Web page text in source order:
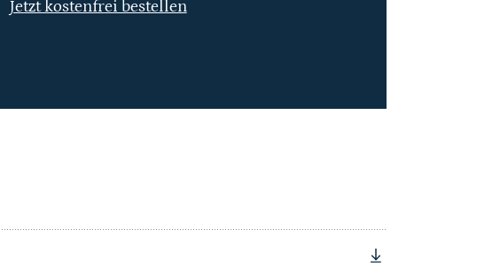
Jetzt kostenfrei bestellen